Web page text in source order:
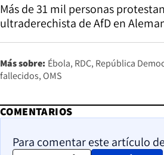
Más de 31 mil personas
ultraderechista de AfD en
Más sobre: Ébola RDC República
fallecidos OMS
COMENTARIOS
Para comentar este artículo